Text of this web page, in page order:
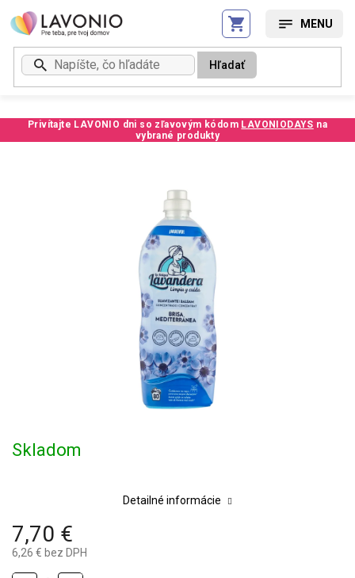
Prejsť
na
obsah
Privítajte LAVONIO dni so zľavovým kódom LAVONIODAYS na
vybrané produkty
Hľadať
Kód: 94297TE
7,70 €
6,26 € bez DPH
Skladom
Detailné informácie